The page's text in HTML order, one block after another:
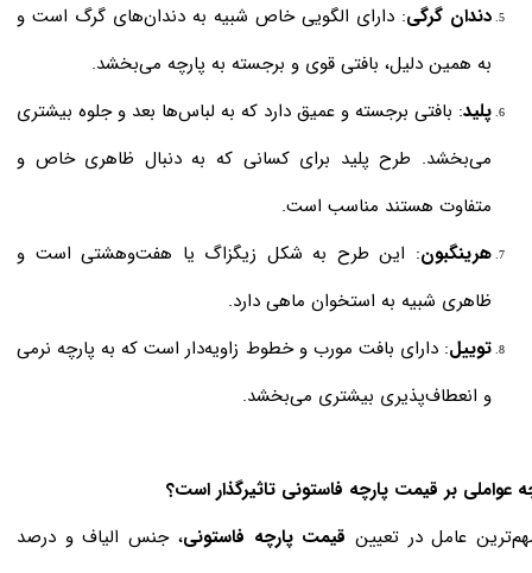
دندان گرگی: دارای الگویی خاص شبیه به دندان‌های گرگ است و
به همین دلیل، بافتی قوی و برجسته به پارچه می‌بخشد.
پلید: بافتی برجسته و عمیق دارد که به لباس‌ها بعد و جلوه بیشتری
می‌بخشد. طرح پلید برای کسانی که به دنبال ظاهری خاص و
متفاوت هستند مناسب است.
هرینگبون: این طرح به شکل زیگزاگ یا هفت‌وهشتی است و
ظاهری شبیه به استخوان ماهی دارد.
توییل: دارای بافت مورب و خطوط زاویه‌دار است که به پارچه نرمی
و انعطاف‌پذیری بیشتری می‌بخشد.
عواملی بر قیمت پارچه فاستونی تاثیرگذار است؟
عامل در تعیین قیمت پارچه فاستونی، جنس الیاف و درصد